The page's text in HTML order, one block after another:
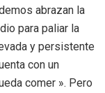
abrazan la
para paliar la
y persistente
con un
comer ». Pero